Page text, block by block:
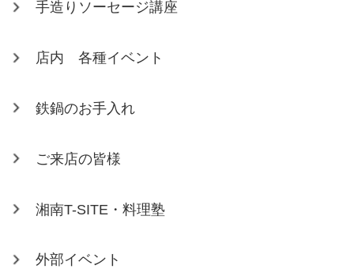
手造りソーセージ講座
店内 各種イベント
鉄鍋のお手入れ
ご来店の皆様
湘南T-SITE・料理塾
外部イベント